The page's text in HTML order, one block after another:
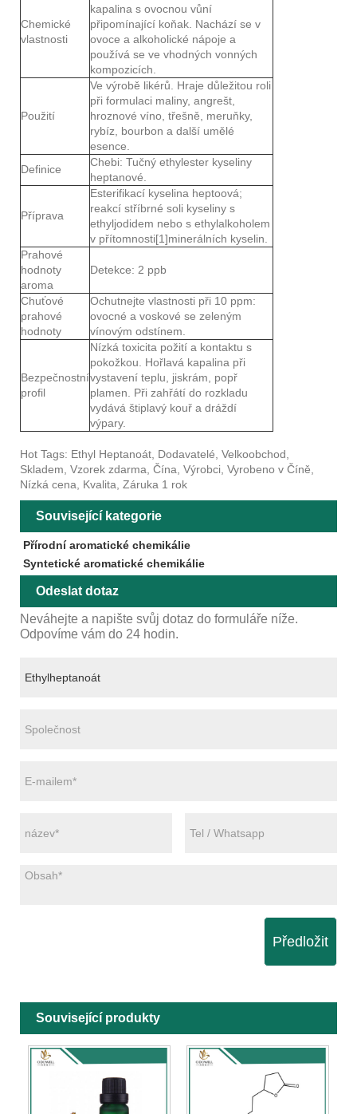
Chemické
vlastnosti
kapalina s ovocnou vůní
připomínající koňak. Nachází se v
ovoce a alkoholické nápoje a
používá se ve vhodných vonných
kompozicích.
Použití
Ve výrobě likérů. Hraje důležitou roli
při formulaci maliny, angrešt,
hroznové víno, třešně, meruňky,
rybíz, bourbon a další umělé
esence.
Definice
Chebi: Tučný ethylester kyseliny
heptanové.
Příprava
Esterifikací kyselina heptoová;
reakcí stříbrné soli kyseliny s
ethyljodidem nebo s ethylalkoholem
v přítomnosti[1]minerálních kyselin.
Prahové
hodnoty
aroma
Detekce: 2 ppb
Chuťové
prahové
hodnoty
Ochutnejte vlastnosti při 10 ppm:
ovocné a voskové se zeleným
vínovým odstínem.
Bezpečnostní
profil
Nízká toxicita požití a kontaktu s
pokožkou. Hořlavá kapalina při
vystavení teplu, jiskrám, popř
plamen. Při zahřátí do rozkladu
vydává štiplavý kouř a dráždí
výpary.
Hot Tags: Ethyl Heptanoát, Dodavatelé, Velkoobchod,
Skladem, Vzorek zdarma, Čína, Výrobci, Vyrobeno v Číně,
Nízká cena, Kvalita, Záruka 1 rok
Související kategorie
Přírodní aromatické chemikálie
Syntetické aromatické chemikálie
Odeslat dotaz
Neváhejte a napište svůj dotaz do formuláře níže.
Odpovíme vám do 24 hodin.
Předložit
Související produkty